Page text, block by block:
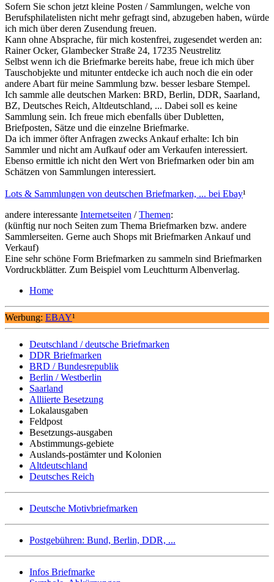
Sofern Sie schon jetzt kleine Posten / Sammlungen, welche von
Berufsphilatelisten nicht mehr gefragt sind, abzugeben haben, würde
ich mich über deren Zusendung freuen.
Kann ohne Absprache, für mich kostenfrei, zugesendet werden an:
Rainer Ocker, Glambecker Straße 24, 17235 Neustrelitz
Selbst wenn ich die Briefmarke bereits habe, freue ich mich über
Tauschobjekte und mitunter entdecke ich auch noch die ein oder
andere Abart für meine Sammlung bzw. besser lesbare Stempel.
Ich sammle alle deutschen Marken: BRD, Berlin, DDR, Saarland,
BZ, Deutsches Reich, Altdeutschland, ... Dabei soll es keine
Sammlung sein. Ich freue mich ebenfalls über Dubletten,
Briefposten, Sätze und die einzelne Briefmarke.
Da ich immer öfter Anfragen zwecks Ankauf erhalte: Ich bin
Sammler und nicht am Aufkauf oder am Verkaufen interessiert.
Ebenso ermittle ich nicht den Wert von Briefmarken oder bin am
Schätzen von Sammlungen interessiert.
Lots & Sammlungen von deutschen Briefmarken, ... bei Ebay¹
andere interessante Internetseiten /Themen:
(künftig nur noch Seiten zum Thema Briefmarken bzw. andere
Sammlerseiten. Gerne auch Shops mit Briefmarken Ankauf und
Verkauf)
Eine sehr schöne Form Briefmarken zu sammeln sind Briefmarken
Vordruckblätter. Zum Beispiel vom Leuchtturm Albenverlag.
Home
Werbung: EBAY¹
Deutschland / deutsche Briefmarken
DDR Briefmarken
BRD / Bundesrepublik
Berlin / Westberlin
Saarland
Alliierte Besetzung
Lokalausgaben
Feldpost
Besetzungs-ausgaben
Abstimmungs-gebiete
Auslands-postämter und Kolonien
Altdeutschland
Deutsches Reich
Deutsche Motivbriefmarken
Postgebühren: Bund, Berlin, DDR, ...
Infos Briefmarke